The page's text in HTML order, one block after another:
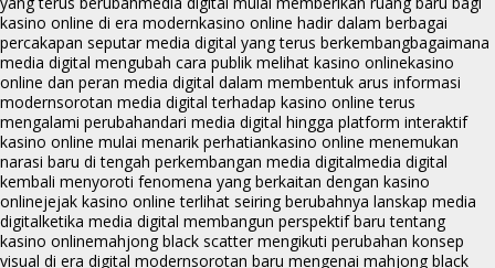
kasino online di era modernkasino online hadir dalam berbagai
percakapan seputar media digital yang terus berkembangbagaimana
media digital mengubah cara publik melihat kasino onlinekasino
online dan peran media digital dalam membentuk arus informasi
modernsorotan media digital terhadap kasino online terus
mengalami perubahandari media digital hingga platform interaktif
kasino online mulai menarik perhatiankasino online menemukan
narasi baru di tengah perkembangan media digitalmedia digital
kembali menyoroti fenomena yang berkaitan dengan kasino
onlinejejak kasino online terlihat seiring berubahnya lanskap media
digitalketika media digital membangun perspektif baru tentang
kasino onlinemahjong black scatter mengikuti perubahan konsep
visual di era digital modernsorotan baru mengenai mahjong black